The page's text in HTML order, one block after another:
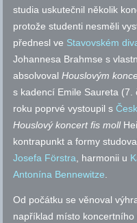
studia uskutečnil několik
protože studenti nesměli
přednesl ve Stavovském
Johannesa Brahmse s
absolvovalHouslovým
s kadencí Emile Saureta
roku poprvé vystoupil s
Houslový koncert fis moll
kontrapunkt a formy
Josefa Förstra, harmonii u
Antonína Bennewitze.
Od počátku se věnoval
například místo koncertního